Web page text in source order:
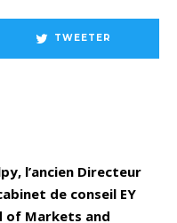
TWEETER
l’ancien Directeur
de conseil EY
of Markets and